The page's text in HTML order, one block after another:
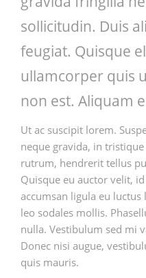
sollicitudin. Duis
feugiat. Quisque
ullamcorper quis
non est. Aliquam
Ut ac suscipit lorem.
neque gravida, in
rutrum, hendrerit tellus
Quisque eu auctor velit,
accumsan ligula eu
leo sodales mollis.
nulla. Vestibulum sed mi
Donec nisi augue,
quis mauris.